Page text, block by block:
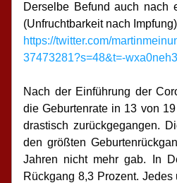
Derselbe Befund auch nach
(Unfruchtbarkeit nach
https://twitter.com/
37473281?s=48&t=-
Nach der Einführung der
die Geburtenrate in 13 von
drastisch zurückgegangen.
den größten
Jahren nicht mehr gab. In
Rückgang 8,3 Prozent.